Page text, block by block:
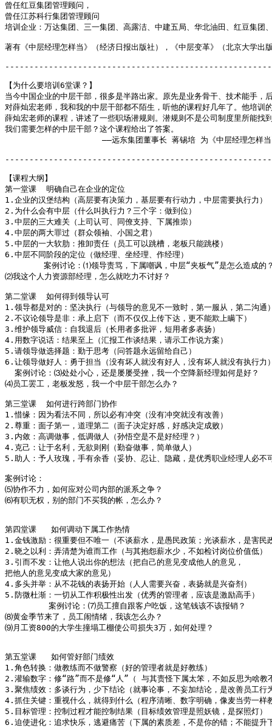
曾任红豆集团管理顾问，
曾任江苏科行集团管理顾问
培训企业：万达集团、三一集团、高露洁、中建五局、华北油田、红豆集
著有《中层经理怎样当》（经济日报出版社），《中层变革》（北京大学
【为什么要培训6堂课？】
当今中国企业的中层干部，很多是半路出家。原先是业务骨干、技术能手
对薛灿宏老师，我和我的中层干部都不陌生，听他的课程好几年了。他培
薛灿宏老师的课程，讲述了一些职场潜规则。潜规则不是公司制度里所能
我们需要怎样的中层干部？这个课程给出了答案。
――远东集团董事长 蒋锡培 为《中层经理怎样当
【课程大纲】
第一堂课  明确自己在企业的定位
1.企业的汉堡结构（高层要有决策力，基层要有行动力，中层需要执行力）
2.为什么会有中层（什么叫执行力？三个字：做到位）
3.中层的三大难关（上司认可、同僚支持、下属推崇）
4.中层的两大罪过（群众领袖、小国之君）
5.中层的一大软肋：推卸责任（员工可以跳槽，老板只能跳楼）
6.中层不同阶段的定位（做经理、坐经理、作经理）
案例讨论：⑴领导责骂，下属嘲讽，中层“夹板气”是怎么造成的
⑵我这个人力资源部经理，怎么就吃力不讨好？
第二堂课  如何得到领导认可
1.领导都是对的：坚决执行（与领导的意见不一致时，第一服从，第二沟通
2.不议论领导是非：承上启下（而不仅仅上传下达，更不能欺上瞒下）
3.维护领导威信：自我退后（长用者多批评，短用者多表扬）
4.用数字说话：结果至上（汇报工作谈结果，请示工作说方案）
5.请领导做选择题：勤于思考（问答题永远留给自己）
6.让领导做好人：勇于担当（没有坏人就没有好人，没有坏人就没有执行力
  案例讨论：⑶处处小心，还是屡屡受挫，我一个空降新经理如何是好？
⑷员工罢工，老板发怒，我一个中层干部怎么办？
第三堂课  如何进行跨部门协作
1.惜缘：因为看法不同，所以必有冲突（没有冲突就没有改善）
2.尊重：面子第一，道理第二（面子决定好感，好感决定成败）
3.内敛：高调做事，低调做人（孙悟空是不是好经理？）
4.克己：让于名利，无欲则刚（勤奋做事，简单做人）
5.助人：予人玫瑰，手有余香（妥协、忍让、隐藏，是优秀职业经理人必不
案例讨论：
⑸协作不力，如何应对公司内部的派系之争？
⑹有职无权，别的部门不买我的帐，怎么办？
第四堂课   如何调动下属工作热情
1.金钱激励：很重要但不唯一（不谈薪水，是愚民政策；光谈薪水，是害民
2.晓之以利：弄清楚为谁而工作（与其抱怨薪水少，不如检讨岗位价值低）
3.引而不发：让他人说出你的想法（把自己的意见变成他人的意见，
把他人的意见变成大家的意见）
4.多头并举：从不花钱的表扬开始（人人需要兴奋，表扬就是兴奋剂）
5.防微杜渐：一切从工作积极性出发（优秀的管理者，应该是激励高手）
         案例讨论：⑺员工擅自跟客户吃饭，这笔钱该不该报销？
⑻黄金季节来了，员工闹情绪，我该怎么办？
⑼月工资800的大学生撞塌工棚使公司损失3万，如何处理？
第五堂课   如何管好部门绩效
1.角色转换：做教练而不做警察（好的管理者就是好教练）
2.灌输数字：修“路”而不是修“人”（ 与其责怪下属太笨，不如反思为啥教
3.聚焦绩效：多谈行为，少下结论（就事论事，不妄加结论，是改善员工行
4.抓住关键：重视什么，就得到什么（程序清晰、数字明确，像麦当劳一样
5.目标管理：控制过程才能控制结果（目标绩效管理是照妖镜，是探照灯）
6.迫使进化：追求快乐，逃避痛苦（下属的素质差，不是你的错；不能提升